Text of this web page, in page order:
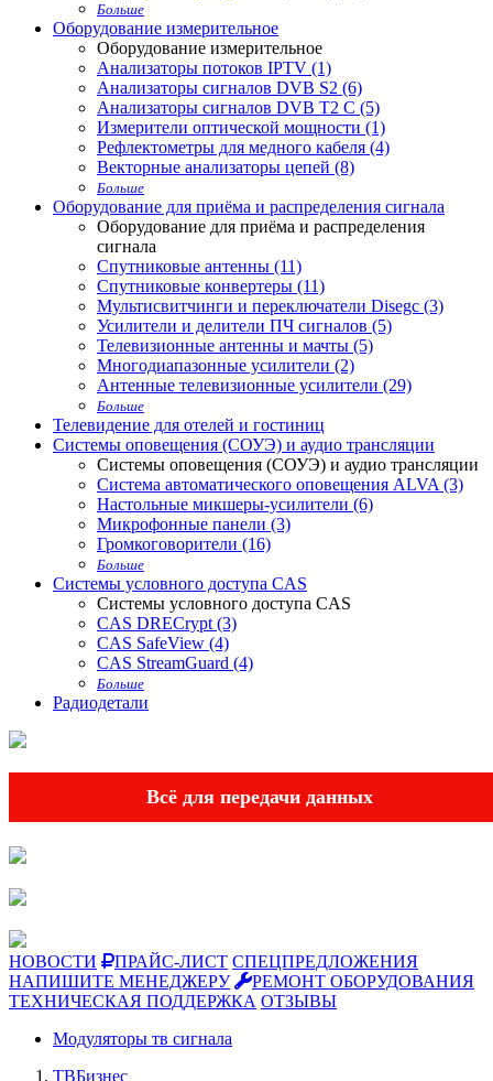
Больше
Оборудование измерительное
Оборудование измерительное
Анализаторы потоков IPTV (1)
Анализаторы сигналов DVB S2 (6)
Анализаторы сигналов DVB T2 С (5)
Измерители оптической мощности (1)
Рефлектометры для медного кабеля (4)
Векторные анализаторы цепей (8)
Больше
Оборудование для приёма и распределения сигнала
Оборудование для приёма и распределения
сигнала
Спутниковые антенны (11)
Спутниковые конвертеры (11)
Мультисвитчинги и переключатели Disegc (3)
Усилители и делители ПЧ сигналов (5)
Телевизионные антенны и мачты (5)
Многодиапазонные усилители (2)
Антенные телевизионные усилители (29)
Больше
Телевидение для отелей и гостиниц
Системы оповещения (СОУЭ) и аудио трансляции
Системы оповещения (СОУЭ) и аудио трансляции
Система автоматического оповещения ALVA (3)
Настольные микшеры-усилители (6)
Микрофонные панели (3)
Громкоговорители (16)
Больше
Системы условного доступа CAS
Системы условного доступа CAS
CAS DRECrypt (3)
CAS SafeView (4)
CAS StreamGuard (4)
Больше
Радиодетали
Всё для передачи данных
НОВОСТИ ПРАЙС-ЛИСТ СПЕЦПРЕДЛОЖЕНИЯ
НАПИШИТЕ МЕНЕДЖЕРУ
РЕМОНТ ОБОРУДОВАНИЯ
ТЕХНИЧЕСКАЯ ПОДДЕРЖКА ОТЗЫВЫ
Модуляторы тв сигнала
ТВБизнес